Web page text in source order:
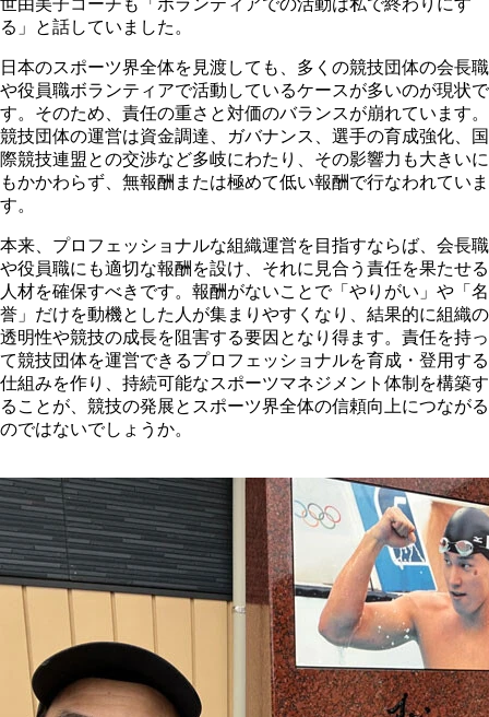
る」と話していました。
日本のスポーツ界全体を見渡しても、多くの競技団体の会長職
や役員職ボランティアで活動しているケースが多いのが現状で
す。そのため、責任の重さと対価のバランスが崩れています。
競技団体の運営は資金調達、ガバナンス、選手の育成強化、国
際競技連盟との交渉など多岐にわたり、その影響力も大きいに
もかかわらず、無報酬または極めて低い報酬で行なわれていま
す。
本来、プロフェッショナルな組織運営を目指すならば、会長職
や役員職にも適切な報酬を設け、それに見合う責任を果たせる
人材を確保すべきです。報酬がないことで「やりがい」や「名
誉」だけを動機とした人が集まりやすくなり、結果的に組織の
透明性や競技の成長を阻害する要因となり得ます。責任を持っ
て競技団体を運営できるプロフェッショナルを育成・登用する
仕組みを作り、持続可能なスポーツマネジメント体制を構築す
ることが、競技の発展とスポーツ界全体の信頼向上につながる
のではないでしょうか。